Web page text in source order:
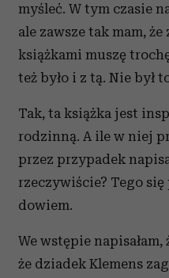
myśleć. W tym czasie
ale zawsze tak mam,
książkami muszę
też było i z tą. Nie był
Tak, ta książka jest
rodzinną. A ile w niej
przez przypadek
rzeczywiście? Tego
dowiem.
We wstępie
że dziadek Klemens